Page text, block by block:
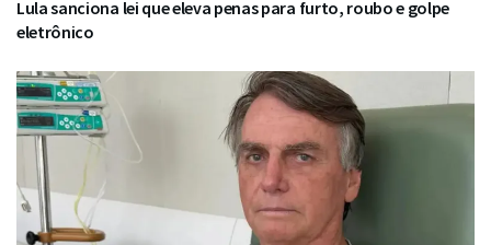
Lula sanciona lei que eleva penas para furto, roubo e golpe
eletrônico